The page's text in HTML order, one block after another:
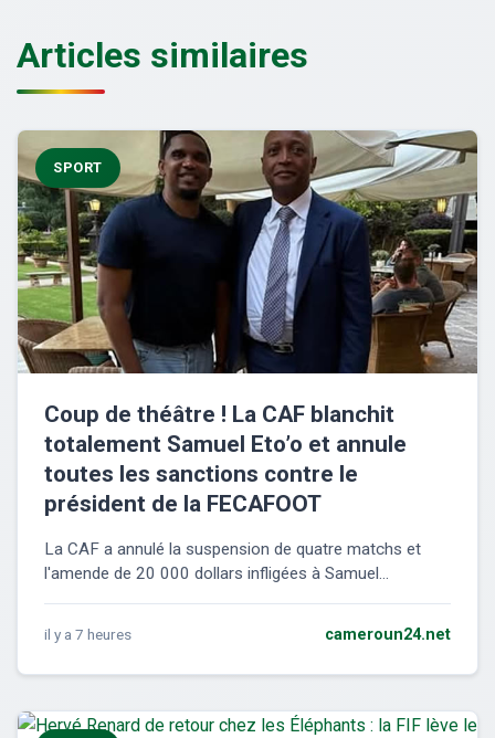
Articles similaires
SPORT
Coup de théâtre ! La CAF blanchit
totalement Samuel Eto’o et annule
toutes les sanctions contre le
président de la FECAFOOT
La CAF a annulé la suspension de quatre matchs et
l'amende de 20 000 dollars infligées à Samuel...
il y a 7 heures cameroun24.net